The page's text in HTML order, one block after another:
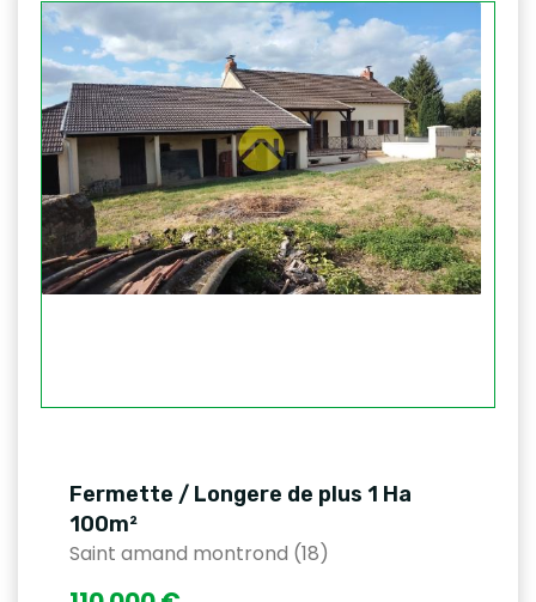
Fermette / Longere de plus 1 Ha
100m²
Saint amand montrond (18)